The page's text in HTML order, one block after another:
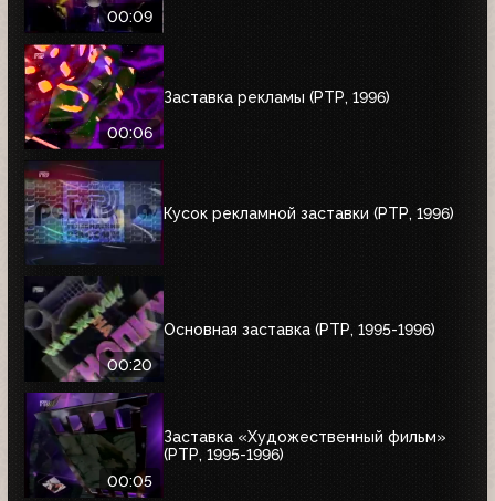
00:09
00:06
Заставка рекламы (РТР, 1996)
Кусок рекламной заставки (РТР, 1996)
00:20
Основная заставка (РТР, 1995-1996)
00:05
Заставка «Художественный фильм»
(РТР, 1995-1996)